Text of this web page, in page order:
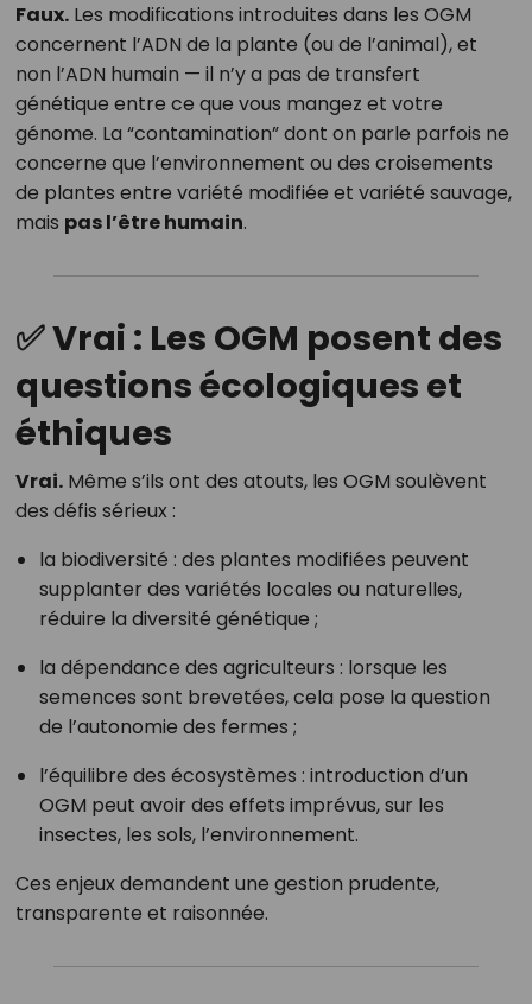
Faux.Les modifications introduites dans les OGM
concernent l’ADN de la plante (ou de l’animal), et
non l’ADN humain — il n’y a pas de transfert
génétique entre ce que vous mangez et votre
génome. La “contamination” dont on parle parfois ne
concerne que l’environnement ou des croisements
de plantes entre variété modifiée et variété sauvage,
mais pas l’être humain.
✅ Vrai : Les OGM posent des
questions écologiques et
éthiques
Vrai.Même s’ils ont des atouts, les OGM soulèvent
des défis sérieux :
la biodiversité : des plantes modifiées peuvent
supplanter des variétés locales ou naturelles,
réduire la diversité génétique ;
la dépendance des agriculteurs : lorsque les
semences sont brevetées, cela pose la question
de l’autonomie des fermes ;
l’équilibre des écosystèmes : introduction d’un
OGM peut avoir des effets imprévus, sur les
insectes, les sols, l’environnement.
Ces enjeux demandent une gestion prudente,
transparente et raisonnée.